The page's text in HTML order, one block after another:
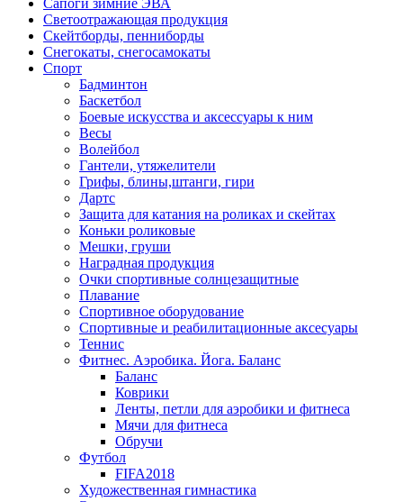
Светоотражающая продукция
Скейтборды, пенниборды
Снегокаты, снегосамокаты
Спорт
Бадминтон
Баскетбол
Боевые искусства и аксессуары к ним
Весы
Волейбол
Гантели, утяжелители
Грифы, блины,штанги, гири
Дартс
Защита для катания на роликах и скейтах
Коньки роликовые
Мешки, груши
Наградная продукция
Очки спортивные солнцезащитные
Плавание
Спортивное оборудование
Спортивные и реабилитационные аксесуары
Теннис
Фитнес. Аэробика. Йога. Баланс
Баланс
Коврики
Ленты, петли для аэробики и фитнеса
Мячи для фитнеса
Обручи
Футбол
FIFA2018
Художественная гимнастика